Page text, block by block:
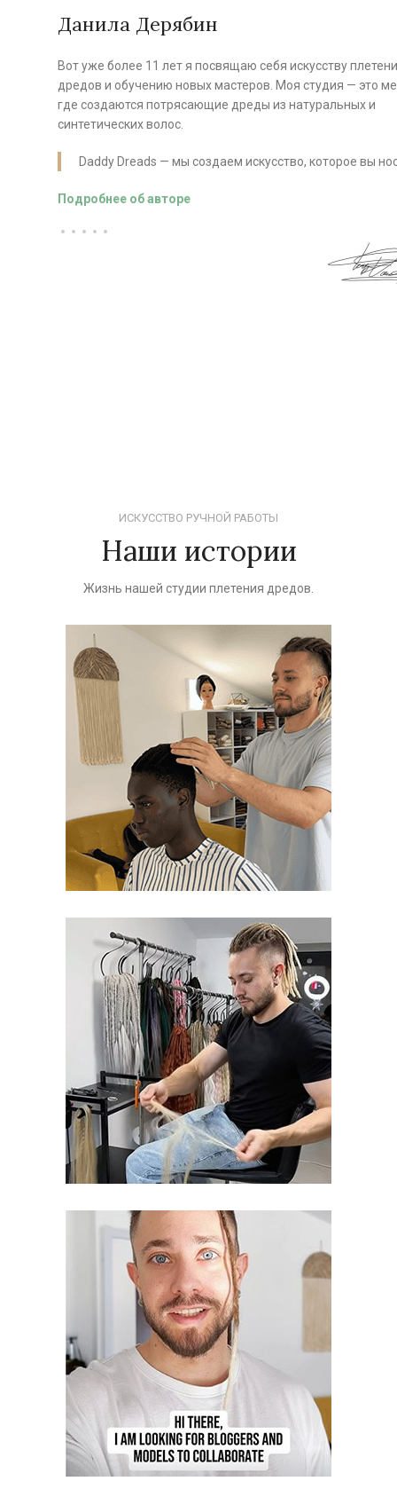
Данила Дерябин
Вот уже более 11 лет я посвящаю себя искусству
дредов и обучению новых мастеров. Моя студия — это
где создаются потрясающие дреды из натуральных и
синтетических волос.
Daddy Dreads — мы создаем искусство, которое вы
Подробнее об авторе
ИСКУССТВО РУЧНОЙ РАБОТЫ
Наши истории
Жизнь нашей студии плетения дредов.